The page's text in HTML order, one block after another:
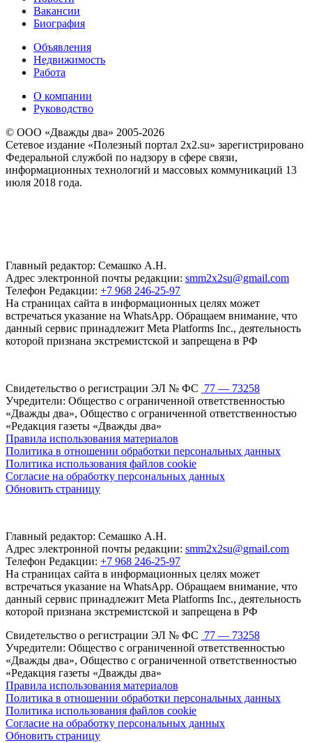
Вакансии
Биография
Объявления
Недвижимость
Работа
О компании
Руководство
© ООО «Дважды два» 2005-2026
Сетевое издание «Полезный портал 2x2.su» зарегистрировано
Федеральной службой по надзору в сфере связи,
информационных технологий и массовых коммуникаций 13
июля 2018 года.
Главный редактор: Семашко А.Н.
Адрес электронной почты редакции: smm2x2su@gmail.com
Телефон Редакции: +7 968 246-25-97
На страницах сайта в информационных целях может
встречаться указание на WhatsApp. Обращаем внимание, что
данный сервис принадлежит Meta Platforms Inc., деятельность
которой признана экстремистской и запрещена в РФ
Свидетельство о регистрации ЭЛ № ФС 77 — 73258
Учредители: Общество с ограниченной ответственностью
«Дважды два», Общество с ограниченной ответственностью
«Редакция газеты «Дважды два»
Правила использования материалов
Политика в отношении обработки персональных данных
Политика использования файлов cookie
Согласие на обработку персональных данных
Обновить страницу
Главный редактор: Семашко А.Н.
Адрес электронной почты редакции: smm2x2su@gmail.com
Телефон Редакции: +7 968 246-25-97
На страницах сайта в информационных целях может
встречаться указание на WhatsApp. Обращаем внимание, что
данный сервис принадлежит Meta Platforms Inc., деятельность
которой признана экстремистской и запрещена в РФ
Свидетельство о регистрации ЭЛ № ФС 77 — 73258
Учредители: Общество с ограниченной ответственностью
«Дважды два», Общество с ограниченной ответственностью
«Редакция газеты «Дважды два»
Правила использования материалов
Политика в отношении обработки персональных данных
Политика использования файлов cookie
Согласие на обработку персональных данных
Обновить страницу